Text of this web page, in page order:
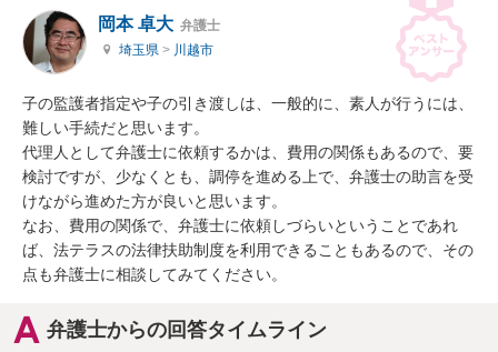
岡本 卓大 弁護士
埼玉県 > 川越市
子の監護者指定や子の引き渡しは、一般的に、素人が行うには、
難しい手続だと思います。
代理人として弁護士に依頼するかは、費用の関係もあるので、要
検討ですが、少なくとも、調停を進める上で、弁護士の助言を受
けながら進めた方が良いと思います。
なお、費用の関係で、弁護士に依頼しづらいということであれ
ば、法テラスの法律扶助制度を利用できることもあるので、その
点も弁護士に相談してみてください。
弁護士からの回答タイムライン